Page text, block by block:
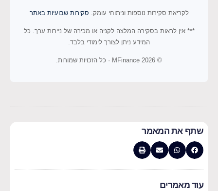
לקריאת סקירות נוספות וניתוחי עומק: סקירות שבועיות באתר
*** אין לראות בסקירה המלצה לקניה או מכירה של ניירות ערך. כל
המידע ניתן לצורך לימודי בלבד.
© 2026 MFinance · כל הזכויות שמורות.
שתף את המאמר
עוד מאמרים